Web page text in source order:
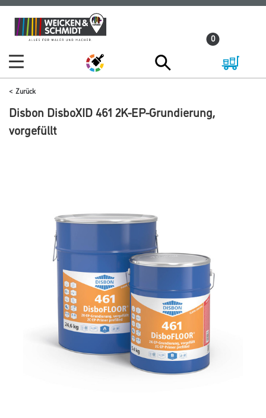
Zum
Inhalt
Zum
Navigationsmenü
0
Zurück
Disbon DisboXID 461 2K-EP-Grundierung,
vorgefüllt